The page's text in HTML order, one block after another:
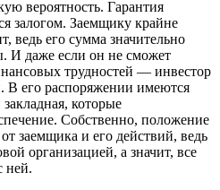
вероятность. Гарантия
залогом. Заемщику крайне
ведь его сумма значительно
И даже если он не сможет
трудностей — инвестор
В его распоряжении имеются
которые
Собственно, положение
заемщика и его действий, ведь
организацией, а значит, все
ней.